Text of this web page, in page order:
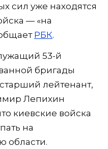
сил уже находятся
— «на
РБК.
53-й
бригады
лейтенант,
Лепихин
киевские войска
на
области.